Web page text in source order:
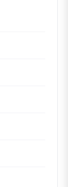
事やその他